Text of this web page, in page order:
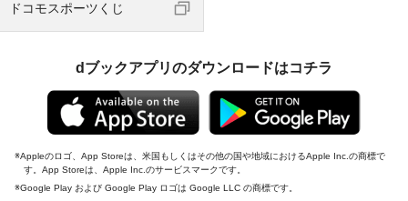
ドコモスポーツくじ
dブックアプリのダウンロードはコチラ
Appleのロゴ、App Storeは、米国もしくはその他の国や地域におけるApple Inc.の商標で
す。App Storeは、Apple Inc.のサービスマークです。
Google Play および Google Play ロゴは Google LLC の商標です。